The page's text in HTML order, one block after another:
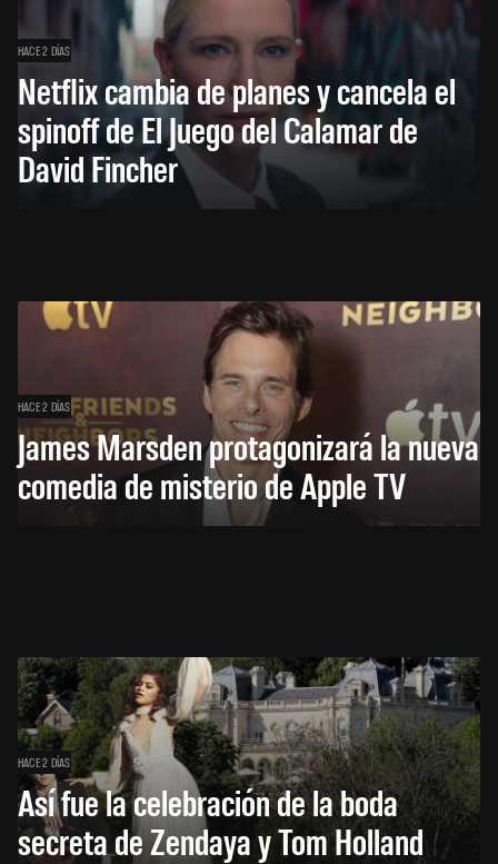
HACE 2 DÍAS
Netflix cambia de planes y cancela el
spinoff de El Juego del Calamar de
David Fincher
HACE 2 DÍAS
James Marsden protagonizará la nueva
comedia de misterio de Apple TV
HACE 2 DÍAS
Así fue la celebración de la boda
secreta de Zendaya y Tom Holland